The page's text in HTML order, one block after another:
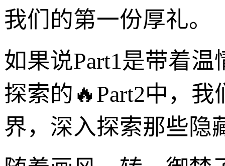
我们的第一份厚礼。
如果说Part1是带着
探索的🔥Part2中，
界，深入探索那些隐